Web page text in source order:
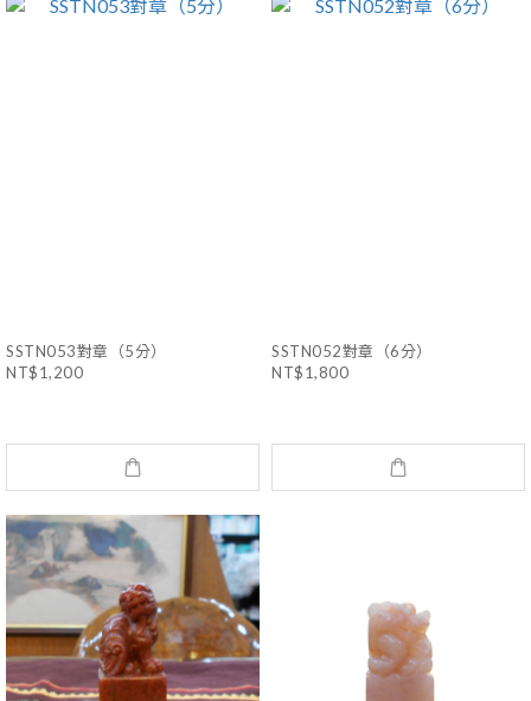
SSTN053對章（5分）
NT$1,200
SSTN052對章（6分）
NT$1,800